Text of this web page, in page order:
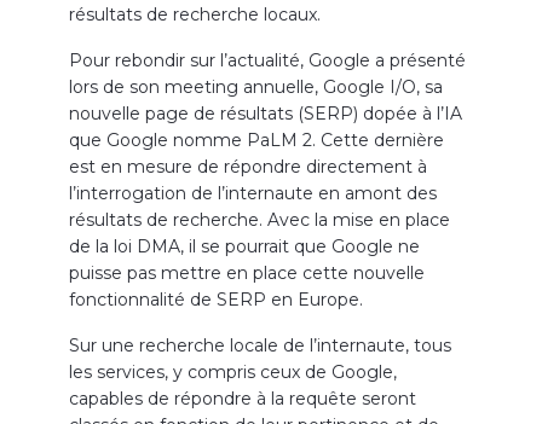
résultats de recherche locaux.
Pour rebondir sur l’actualité, Google a présenté
lors de son meeting annuelle, Google I/O, sa
nouvelle page de résultats (SERP) dopée à l’IA
que Google nomme PaLM 2. Cette dernière
est en mesure de répondre directement à
l’interrogation de l’internaute en amont des
résultats de recherche. Avec la mise en place
de la loi DMA, il se pourrait que Google ne
puisse pas mettre en place cette nouvelle
fonctionnalité de SERP en Europe.
Sur une recherche locale de l’internaute, tous
les services, y compris ceux de Google,
capables de répondre à la requête seront